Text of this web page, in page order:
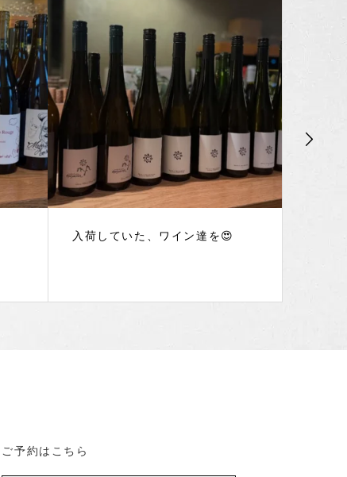
入荷していた、ワイン達を😍
ご予約はこちら